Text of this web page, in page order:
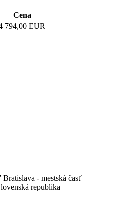
Cena
794,00 EUR
- mestská časť
republika